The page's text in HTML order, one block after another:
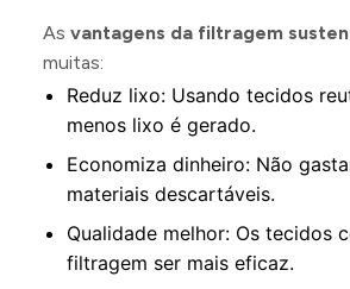
As vantagens da filtragem
muitas:
Reduz lixo: Usando tecidos
menos lixo é gerado.
Economiza dinheiro: Não
materiais descartáveis.
Qualidade melhor: Os tecidos
filtragem ser mais eficaz.